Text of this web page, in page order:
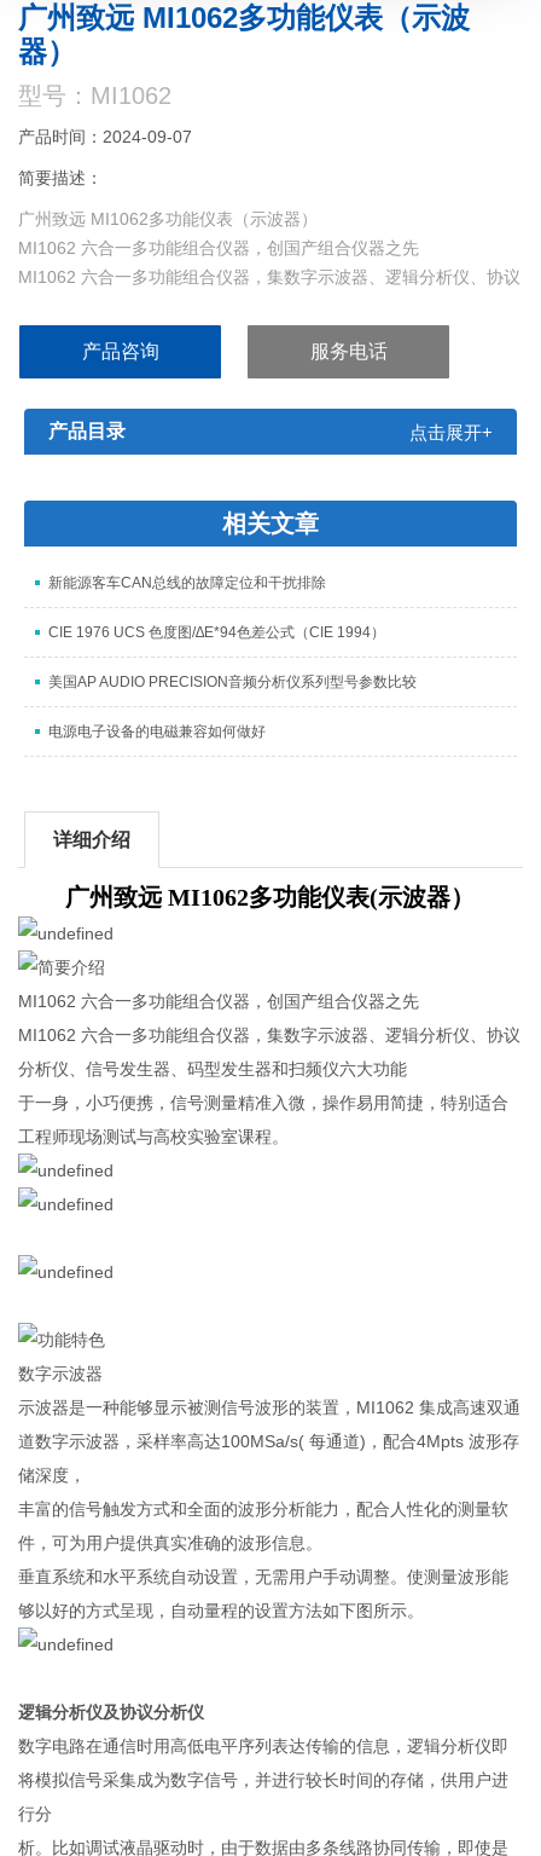
广州致远 MI1062多功能仪表（示波
器）
型号：MI1062
产品时间：2024-09-07
简要描述：
广州致远 MI1062多功能仪表（示波器）
MI1062 六合一多功能组合仪器，创国产组合仪器之先
MI1062 六合一多功能组合仪器，集数字示波器、逻辑分析仪、协议
工程师现场测试与高校实验室课程。
产品咨询 服务电话
产品目录 点击展开+
相关文章
新能源客车CAN总线的故障定位和干扰排除
CIE 1976 UCS 色度图/∆E*94色差公式（CIE 1994）
美国AP AUDIO PRECISION音频分析仪系列型号参数比较
电源电子设备的电磁兼容如何做好
详细介绍
广州致远 MI1062多功能仪表(示波器）​
MI1062 六合一多功能组合仪器，创国产组合仪器之先
MI1062 六合一多功能组合仪器，集数字示波器、逻辑分析仪、协议
分析仪、信号发生器、码型发生器和扫频仪六大功能
于一身，小巧便携，信号测量精准入微，操作易用简捷，特别适合
工程师现场测试与高校实验室课程。
数字示波器
示波器是一种能够显示被测信号波形的装置，MI1062 集成高速双通
道数字示波器，采样率高达100MSa/s( 每通道)，配合4Mpts 波形存
储深度，
丰富的信号触发方式和全面的波形分析能力，配合人性化的测量软
件，可为用户提供真实准确的波形信息。
垂直系统和水平系统自动设置，无需用户手动调整。使测量波形能
够以好的方式呈现，自动量程的设置方法如下图所示。
逻辑分析仪及协议分析仪
数字电路在通信时用高低电平序列表达传输的信息，逻辑分析仪即
将模拟信号采集成为数字信号，并进行较长时间的存储，供用户进
行分
析。比如调试液晶驱动时，由于数据由多条线路协同传输，即使是